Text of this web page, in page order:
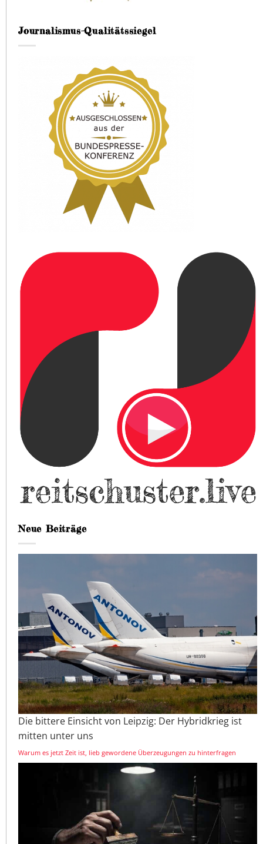
Journalismus-Qualitätssiegel
Neue Beiträge
Die bittere Einsicht von Leipzig: Der Hybridkrieg ist
mitten unter uns
Warum es jetzt Zeit ist, lieb gewordene Überzeugungen zu hinterfragen